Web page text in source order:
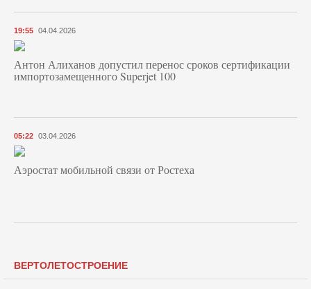
19:55 04.04.2026
Антон Алиханов допустил перенос сроков сертификации
импортозамещенного Superjet 100
05:22 03.04.2026
Аэростат мобильной связи от Ростеха
ВЕРТОЛЕТОСТРОЕНИЕ